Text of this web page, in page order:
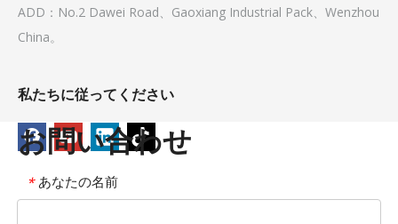
ADD：No.2 Dawei Road、Gaoxiang Industrial Pack、Wenzhou
China。
私たちに従ってください
お問い合わせ
* あなたの名前